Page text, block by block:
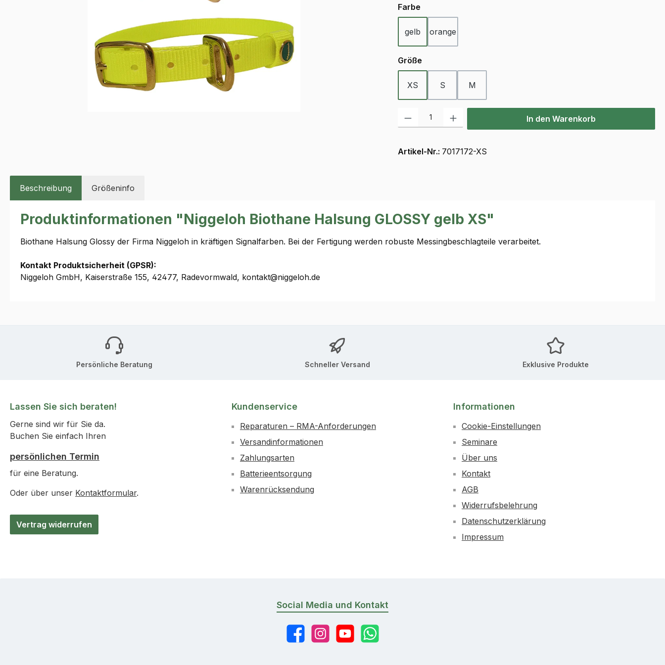
Farbe
gelb orange
Größe
XS S M
Produkt Anzahl: Gib den gewünschten Wert ein oder benutze die Schaltflächen
In den Warenkorb
Artikel-Nr.: 7017172-XS
Beschreibung Größeninfo
Produktinformationen "Niggeloh Biothane Halsung GLOSSY gelb XS"
Biothane Halsung Glossy der Firma Niggeloh in kräftigen Signalfarben. Bei der Fertigung werden robuste Messingbeschlagteile verarbeitet.
Kontakt Produktsicherheit (GPSR):
Niggeloh GmbH, Kaiserstraße 155, 42477, Radevormwald, kontakt@niggeloh.de
Persönliche Beratung Schneller Versand Exklusive Produkte
Lassen Sie sich beraten!
Gerne sind wir für Sie da.
Buchen Sie einfach Ihren
persönlichen Termin
für eine Beratung.
Oder über unser Kontaktformular.
Vertrag widerrufen
Kundenservice
Reparaturen – RMA-Anforderungen
Versandinformationen
Zahlungsarten
Batterieentsorgung
Warenrücksendung
Informationen
Cookie-Einstellungen
Seminare
Über uns
Kontakt
AGB
Widerrufsbelehrung
Datenschutzerklärung
Impressum
Social Media und Kontakt
FacebookInstagramYouTubeWhatsApp